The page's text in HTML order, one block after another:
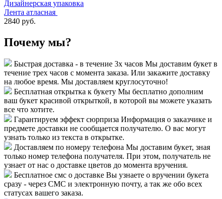
Дизайнерская упаковка
Лента атласная
2840 руб.
Почему мы?
Быстрая доставка - в течение 3х часов Мы доставим букет в
течение трех часов с момента заказа. Или закажите доставку
на любое время. Мы доставляем круглосуточно!
Бесплатная открытка к букету Мы бесплатно дополним
ваш букет красивой открыткой, в которой вы можете указать
все что хотите.
Гарантируем эффект сюрприза Информация о заказчике и
предмете доставки не сообщается получателю. О вас могут
узнать только из текста в открытке.
Доставляем по номеру телефона Мы доставим букет, зная
только номер телефона получателя. При этом, получатель не
узнает от нас о доставке цветов до момента вручения.
Бесплатное смс о доставке Вы узнаете о вручении букета
сразу - через СМС и электронную почту, а так же обо всех
статусах вашего заказа.